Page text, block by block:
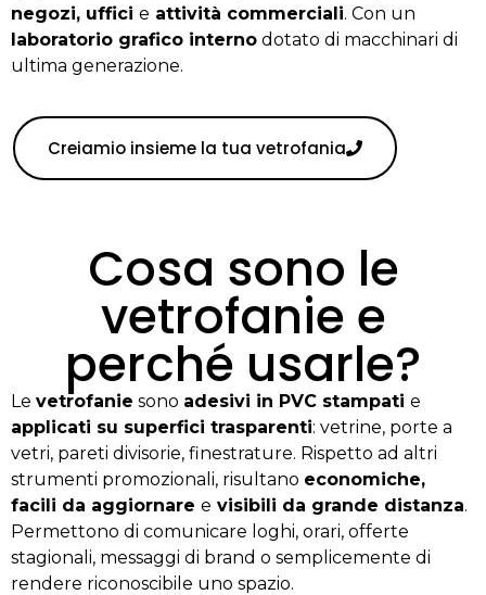
negozi, uffici e attività commerciali. Con un
laboratorio grafico interno dotato di macchinari di
ultima generazione.
Creiamio insieme la tua vetrofania
Cosa sono le
vetrofanie e
perché usarle?
Le vetrofanie sono adesivi in PVC stampati e
applicati su superfici trasparenti: vetrine, porte a
vetri, pareti divisorie, finestrature. Rispetto ad altri
strumenti promozionali, risultano economiche,
facili da aggiornare e visibili da grande distanza.
Permettono di comunicare loghi, orari, offerte
stagionali, messaggi di brand o semplicemente di
rendere riconoscibile uno spazio.